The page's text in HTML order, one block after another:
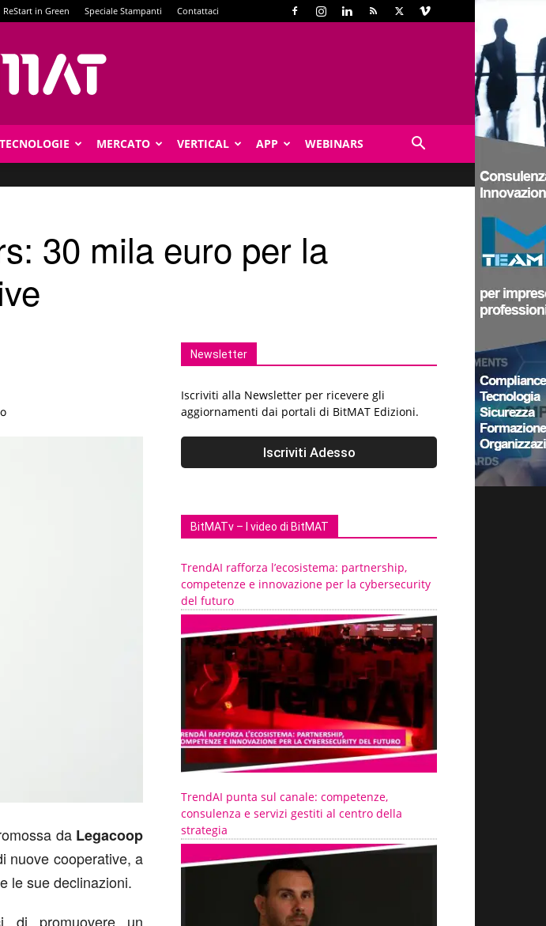
ReStart in Green Speciale Stampanti Contattaci
TECNOLOGIE MERCATO VERTICAL APP WEBINARS
30 mila euro per la
da Legacoop
nuove cooperative, a
le sue declinazioni.
di promuovere un
Newsletter
Iscriviti alla Newsletter per ricevere gli
aggiornamenti dai portali di BitMAT Edizioni.
BitMATv – I video di BitMAT
TrendAI rafforza l’ecosistema: partnership,
competenze e innovazione per la cybersecurity
del futuro
TrendAI punta sul canale: competenze,
consulenza e servizi gestiti al centro della
strategia